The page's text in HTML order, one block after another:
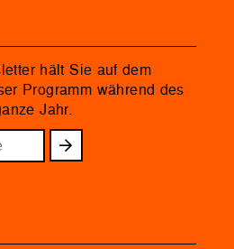
hält Sie auf dem
Programm während des
Jahr.